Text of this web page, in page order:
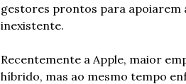
gestores prontos para apoiarem
inexistente.
Recentemente a Apple, maior
híbrido, mas ao mesmo tempo